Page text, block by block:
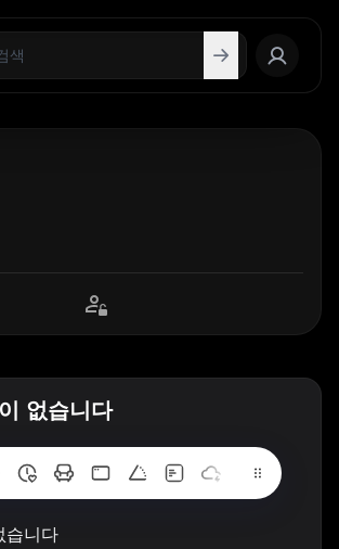
없습니다
습니다